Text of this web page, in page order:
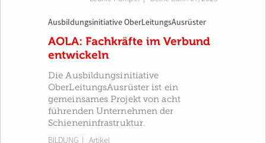
Ausbildungsinitiative OberLeitungsAusrüster
AOLA: Fachkräfte im Verbund
entwickeln
Die Ausbildungsinitiative
OberLeitungsAusrüster ist ein
gemeinsames Projekt von acht
führenden Unternehmen der
Schieneninfrastruktur.
BILDUNG | Artikel